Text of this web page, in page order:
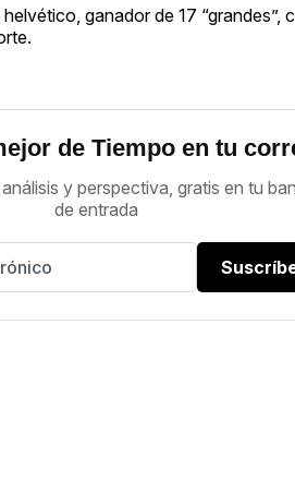
ganador de 17 “grandes”,
de Tiempo en tu
y perspectiva, gratis en tu
de entrada